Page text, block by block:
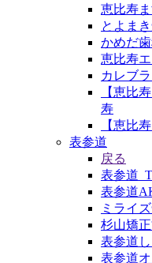
恵比寿
とよま
かめだ
恵比寿
カレブ
【恵比
寿
【恵比
表参道
戻る
表参道
表参道
ミライ
杉山矯
表参道
表参道